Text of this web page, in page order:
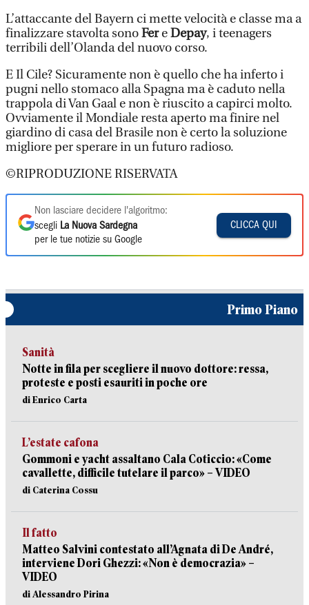
L’attaccante del Bayern ci mette velocità e classe ma a
finalizzare stavolta sonoFereDepay, i teenagers
terribili dell’Olanda del nuovo corso.
E Il Cile? Sicuramente non è quello che ha inferto i
pugni nello stomaco alla Spagna ma è caduto nella
trappola di Van Gaal e non è riuscito a capirci molto.
Ovviamente il Mondiale resta aperto ma finire nel
giardino di casa del Brasile non è certo la soluzione
migliore per sperare in un futuro radioso.
©RIPRODUZIONE RISERVATA
Non lasciare decidere l'algoritmo:
scegli La Nuova Sardegna
per le tue notizie su Google
CLICCA QUI
Primo Piano
Sanità
Notte in fila per scegliere il nuovo dottore: ressa,
proteste e posti esauriti in poche ore
di Enrico Carta
L’estate cafona
Gommoni e yacht assaltano Cala Coticcio: «Come
cavallette, difficile tutelare il parco» – VIDEO
di Caterina Cossu
Il fatto
Matteo Salvini contestato all’Agnata di De André,
interviene Dori Ghezzi: «Non è democrazia» –
VIDEO
di Alessandro Pirina